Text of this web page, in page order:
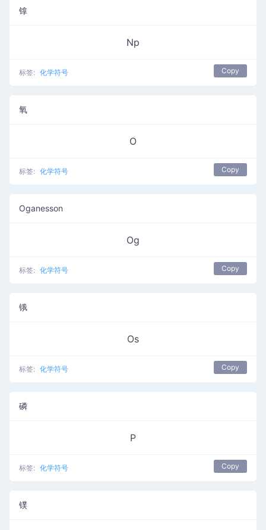
镎
Np
标签: 化学符号 Copy
氧
O
标签: 化学符号 Copy
Oganesson
Og
标签: 化学符号 Copy
锇
Os
标签: 化学符号 Copy
磷
P
标签: 化学符号 Copy
镤